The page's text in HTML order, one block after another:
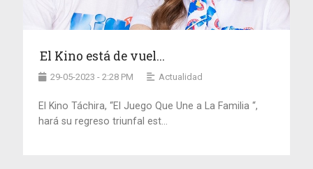
El Kino está de vuel...
29-05-2023 - 2:28 PM Actualidad
El Kino Táchira, “El Juego Que Une a La Familia “,
hará su regreso triunfal est...